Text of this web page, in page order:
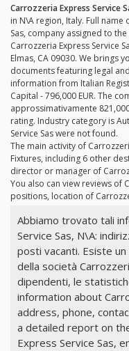
Carrozzeria Express Service
in N\A region, Italy. Full name
Sas, company assigned to
Carrozzeria Express Service
Elmas, CA 09030. We brings
documents featuring legal
information from Italian
Capital - 796,000 EUR. The
approssimativamente
rating. Industry category is
Service Sas were not found.
The main activity of
Fixtures, including 6 other
director or manager of
You also can view reviews of
positions, location of
Abbiamo trovato tali
Service Sas, N\A:
posti vacanti. Esiste
della società
dipendenti, le
information about
address, phone,
a detailed report on
Express Service Sas,